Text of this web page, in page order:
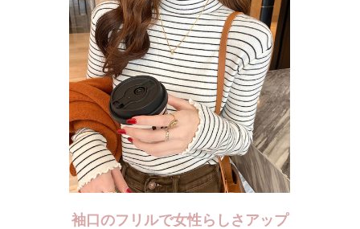
袖口のフリルで女性らしさアップ